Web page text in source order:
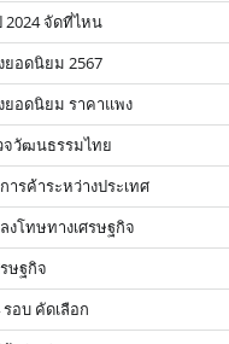
2024 จัดที่ไหน
ยอดนิยม 2567
ยอดนิยม ราคาแพง
วัฒนธรรมไทย
ารค้าระหว่างประเทศ
งโทษทางเศรษฐกิจ
ษฐกิจ
รอบ คัดเลือก